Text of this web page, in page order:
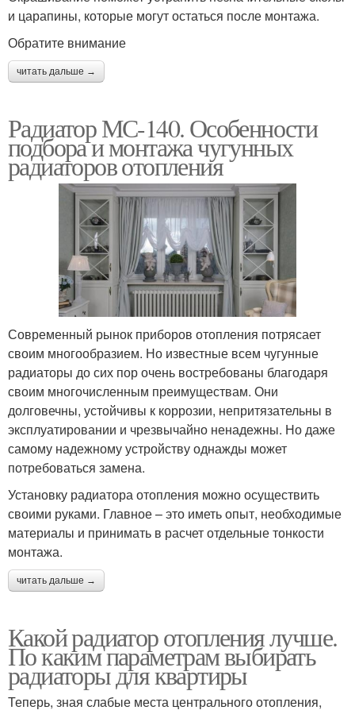
и царапины, которые могут остаться после монтажа.
Обратите внимание
читать дальше →
Радиатор МС-140. Особенности
подбора и монтажа чугунных
радиаторов отопления
Современный рынок приборов отопления потрясает
своим многообразием. Но известные всем чугунные
радиаторы до сих пор очень востребованы благодаря
своим многочисленным преимуществам. Они
долговечны, устойчивы к коррозии, непритязательны в
эксплуатировании и чрезвычайно ненадежны. Но даже
самому надежному устройству однажды может
потребоваться замена.
Установку радиатора отопления можно осуществить
своими руками. Главное – это иметь опыт, необходимые
материалы и принимать в расчет отдельные тонкости
монтажа.
читать дальше →
Какой радиатор отопления лучше.
По каким параметрам выбирать
радиаторы для квартиры
Теперь, зная слабые места центрального отопления,